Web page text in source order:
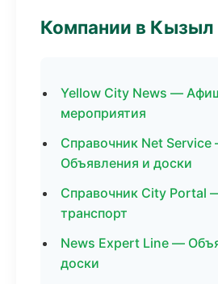
Компании в Кызыл
Yellow City News —
мероприятия
Справочник Net
Объявления и доски
Справочник City Portal
транспорт
News Expert Line —
доски